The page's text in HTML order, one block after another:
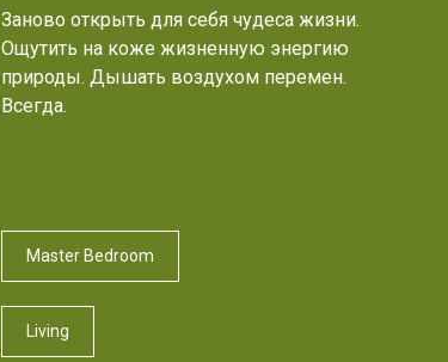
Заново открыть для себя чудеса жизни.
Ощутить на коже жизненную энергию
природы. Дышать воздухом перемен.
Всегда.
Master Bedroom
Living